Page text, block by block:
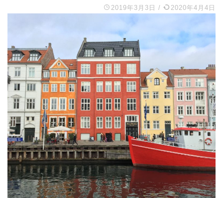
2019年3月3日 / 2020年4月4日